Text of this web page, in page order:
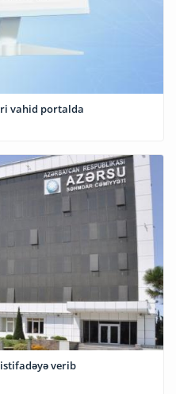
vahid portalda
istifadəyə verib